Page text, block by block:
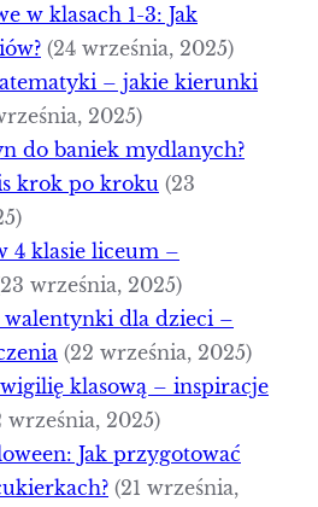
w klasach 1-3: Jak
(24 września, 2025)
– jakie kierunki
2025)
do baniek mydlanych?
krok po kroku (23
4 klasie liceum –
września, 2025)
dla dzieci –
(22 września, 2025)
klasową – inspiracje
września, 2025)
Jak przygotować
(21 września,